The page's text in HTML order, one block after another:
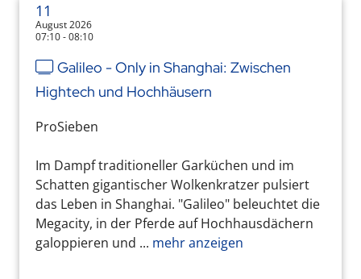
11
August 2026
07:10 - 08:10
Galileo - Only in Shanghai: Zwischen
Hightech und Hochhäusern
ProSieben
Im Dampf traditioneller Garküchen und im
Schatten gigantischer Wolkenkratzer pulsiert
das Leben in Shanghai. "Galileo" beleuchtet die
Megacity, in der Pferde auf Hochhausdächern
galoppieren und ... mehr anzeigen